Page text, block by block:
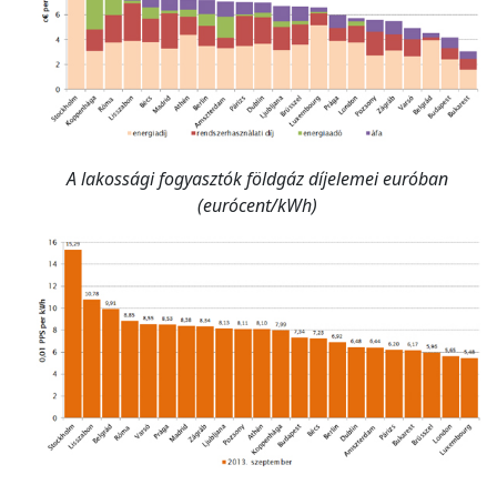
A lakossági fogyasztók földgáz díjelemei euróban
(eurócent/kWh)